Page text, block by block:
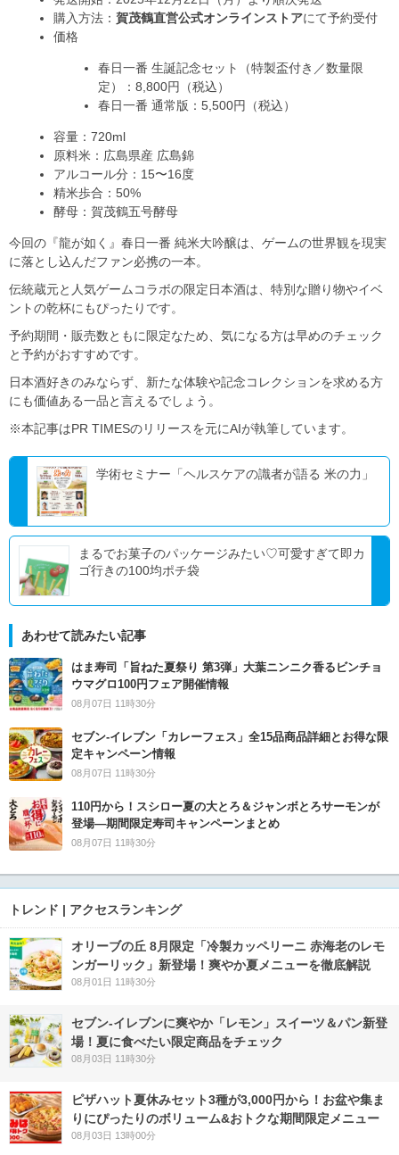
購入方法： 賀茂鶴直営公式オンラインストアにて予約受付
価格
春日一番 生誕記念セット（特製盃付き／数量限
定）：8,800円（税込）
春日一番 通常版：5,500円（税込）
容量：720ml
原料米：広島県産 広島錦
アルコール分：15〜16度
精米歩合：50%
酵母：賀茂鶴五号酵母
今回の『龍が如く』春日一番 純米大吟醸は、ゲームの世界観を現実
に落とし込んだファン必携の一本。
伝統蔵元と人気ゲームコラボの限定日本酒は、特別な贈り物やイベ
ントの乾杯にもぴったりです。
予約期間・販売数ともに限定なため、気になる方は早めのチェック
と予約がおすすめです。
日本酒好きのみならず、新たな体験や記念コレクションを求める方
にも価値ある一品と言えるでしょう。
※本記事はPR TIMESのリリースを元にAIが執筆しています。
学術セミナー「ヘルスケアの識者が語る 米の力」
まるでお菓子のパッケージみたい♡可愛すぎて即カ
ゴ行きの100均ポチ袋
あわせて読みたい記事
はま寿司「旨ねた夏祭り 第3弾」大葉ニンニク香るビンチョ
ウマグロ100円フェア開催情報
08月07日 11時30分
セブン‐イレブン「カレーフェス」全15品商品詳細とお得な限
定キャンペーン情報
08月07日 11時30分
110円から！スシロー夏の大とろ＆ジャンボとろサーモンが
登場―期間限定寿司キャンペーンまとめ
08月07日 11時30分
トレンド | アクセスランキング
オリーブの丘 8月限定「冷製カッペリーニ 赤海老のレモ
ンガーリック」新登場！爽やか夏メニューを徹底解説
08月01日 11時30分
セブン‐イレブンに爽やか「レモン」スイーツ＆パン新登
場！夏に食べたい限定商品をチェック
08月03日 11時30分
ピザハット夏休みセット3種が3,000円から！お盆や集ま
りにぴったりのボリューム&おトクな期間限定メニュー
08月03日 13時00分